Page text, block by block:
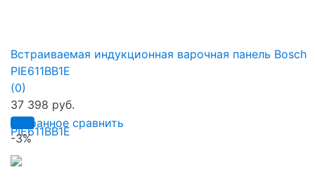
избранное сравнить
Встраиваемая индукционная варочная панель Bosch
PIE611BB1E
(0)
37 398 руб.
-3%